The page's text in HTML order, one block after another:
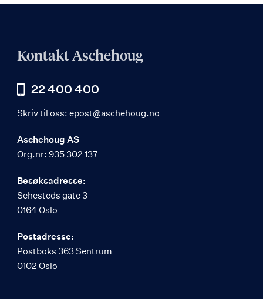
Kontakt Aschehoug
22 400 400
Skriv til oss: epost@aschehoug.no
Aschehoug AS
Org.nr: 935 302 137
Besøksadresse:
Sehesteds gate 3
0164 Oslo
Postadresse:
Postboks 363 Sentrum
0102 Oslo